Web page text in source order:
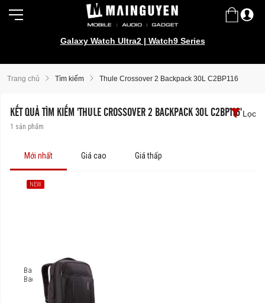
Galaxy Watch Ultra2 | Watch9 Series
Samsung Galaxy Z Fold8 | Z Flip8
Trang chủ Tìm kiếm Thule Crossover 2 Backpack 30L C2BP116
KẾT QUẢ TÌM KIẾM 'THULE CROSSOVER 2 BACKPACK 30L C2BP116'
1 sản phẩm
Lọc
Mới nhất Giá cao Giá thấp
NEW
Balo Thule Crossover 2
Backpack 30L C2BP116